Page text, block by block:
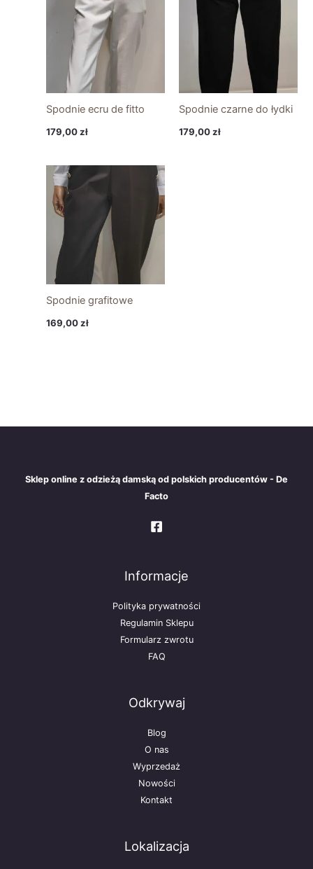
Spodnie ecru de fitto
179,00zł
Spodnie czarne do łydki
179,00zł
Spodnie grafitowe
169,00zł
Sklep online z odzieżą damską od polskich producentów - De
Facto
Informacje
Polityka prywatności
Regulamin Sklepu
Formularz zwrotu
FAQ
Odkrywaj
Blog
O nas
Wyprzedaż
Nowości
Kontakt
Lokalizacja